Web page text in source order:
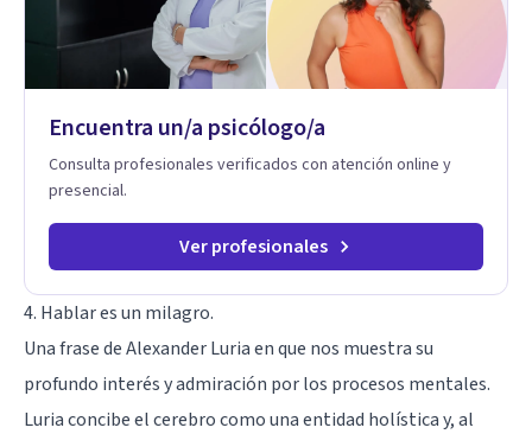
Encuentra un/a psicólogo/a
Consulta profesionales verificados con atención online y
presencial.
Ver profesionales
4. Hablar es un milagro.
Una frase de Alexander Luria en que nos muestra su
profundo interés y admiración por los procesos mentales.
Luria concibe el cerebro como una entidad holística y, al